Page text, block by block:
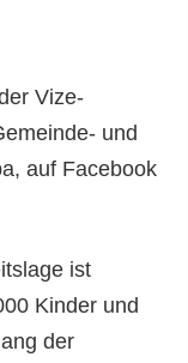
Vize-
und
auf Facebook
ist
Kinder und
der